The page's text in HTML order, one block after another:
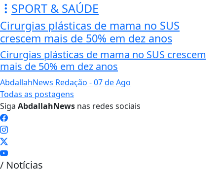
SPORT & SAÚDE
Cirurgias plásticas de mama no SUS
crescem mais de 50% em dez anos
Cirurgias plásticas de mama no SUS crescem
mais de 50% em dez anos
AbdallahNews Redação - 07 de Ago
Todas as postagens
Siga AbdallahNews nas redes sociais
/ Notícias